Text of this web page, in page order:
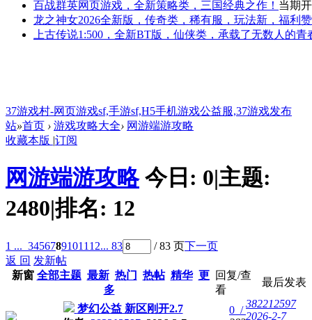
百战群英网页游戏，全新策略类，三国经典之作！ 当期
龙之神女2026全新版，传奇类，稀有服，玩法新，福利
上古传说1:500，全新BT版，仙侠类，承载了无数人的青
37游戏村-网页游戏sf,手游sf,H5手机游戏公益服,37游戏发布
站»首页 › 游戏攻略大全› 网游端游攻略
收藏本版 |订阅
网游端游攻略 今日: 0|主题:
2480|排名: 12
1 ... 34567891011 12... 83 / 83 页下一页
返 回 发新帖
新窗 全部主题 最新 热门 热帖 精华 更
多
回复/查
看
最后发表
梦幻公益 新区刚开2.7
0 /
382212597
2026-2-7